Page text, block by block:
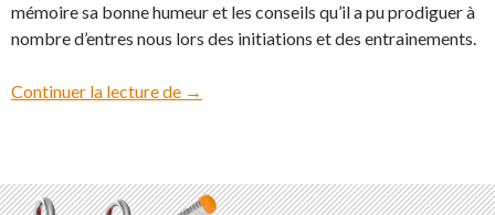
mémoire sa bonne humeur et les conseils qu’il a pu prodiguer à
nombre d’entres nous lors des initiations et des entrainements.
Continuer la lecture de Au Revoir Frédy !
→